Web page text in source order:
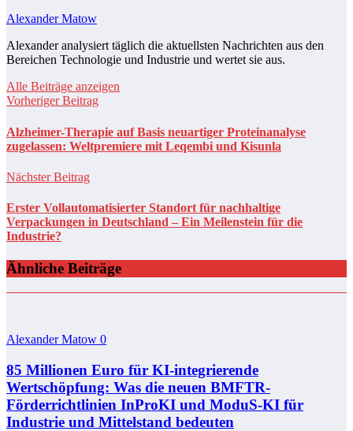
Alexander Matow
Alexander analysiert täglich die aktuellsten Nachrichten aus den
Bereichen Technologie und Industrie und wertet sie aus.
Alle Beiträge anzeigen
Vorheriger Beitrag
Alzheimer-Therapie auf Basis neuartiger Proteinanalyse
zugelassen: Weltpremiere mit Leqembi und Kisunla
Nächster Beitrag
Erster Vollautomatisierter Standort für nachhaltige
Verpackungen in Deutschland – Ein Meilenstein für die
Industrie?
Ähnliche Beiträge
Alexander Matow 0
85 Millionen Euro für KI-integrierende
Wertschöpfung: Was die neuen BMFTR-
Förderrichtlinien InProKI und ModuS‑KI für
Industrie und Mittelstand bedeuten